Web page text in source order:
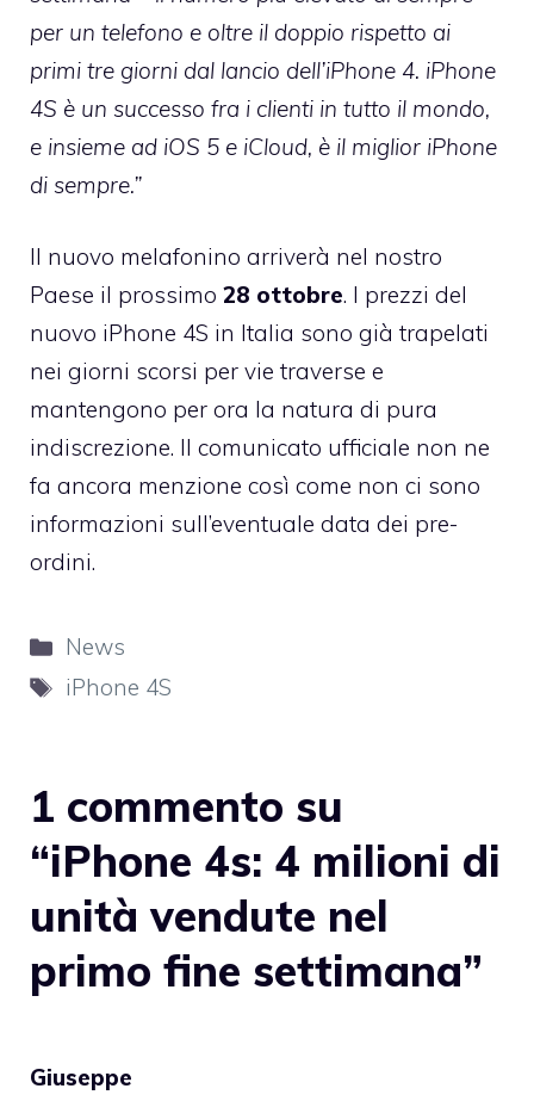
per un telefono e oltre il doppio rispetto ai
primi tre giorni dal lancio dell’iPhone 4. iPhone
4S è un successo fra i clienti in tutto il mondo,
e insieme ad iOS 5 e iCloud, è il miglior iPhone
di sempre.”
Il nuovo melafonino arriverà nel nostro
Paese il prossimo 28 ottobre. I prezzi del
nuovo iPhone 4S in Italia sono già trapelati
nei giorni scorsi per vie traverse e
mantengono per ora la natura di pura
indiscrezione. Il comunicato ufficiale non ne
fa ancora menzione così come non ci sono
informazioni sull’eventuale data dei pre-
ordini.
Categorie
News
Tag
iPhone 4S
1 commento su
“iPhone 4s: 4 milioni di
unità vendute nel
primo fine settimana”
Giuseppe